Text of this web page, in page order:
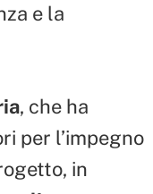
e la
, che ha
per l’impegno
in